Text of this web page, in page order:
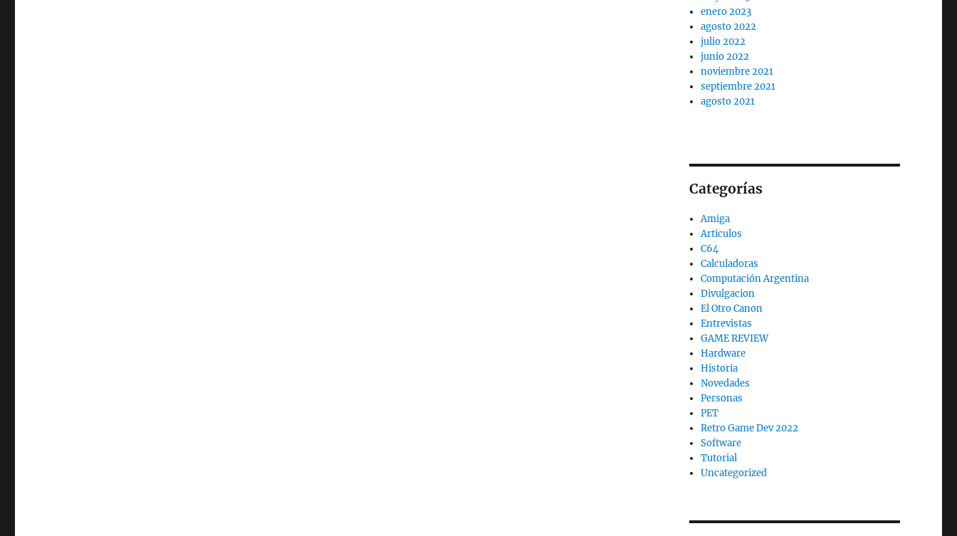
enero 2023
agosto 2022
julio 2022
junio 2022
noviembre 2021
septiembre 2021
agosto 2021
Categorías
Amiga
Articulos
C64
Calculadoras
Computación Argentina
Divulgacion
El Otro Canon
Entrevistas
GAME REVIEW
Hardware
Historia
Novedades
Personas
PET
Retro Game Dev 2022
Software
Tutorial
Uncategorized